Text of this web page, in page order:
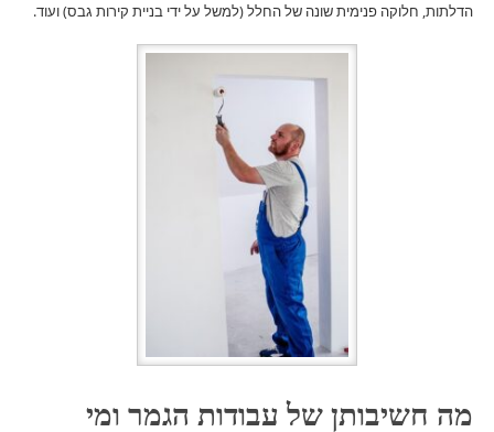
הדלתות, חלוקה פנימית שונה של החלל (למשל על ידי בניית קירות גבס) ועוד.
מה חשיבותן של עבודות הגמר ומי